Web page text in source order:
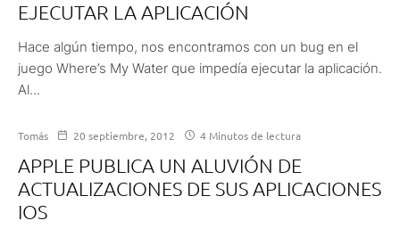
EJECUTAR LA APLICACIÓN
Hace algún tiempo, nos encontramos con un bug en el
juego Where’s My Water que impedía ejecutar la aplicación.
Al...
Tomás 20 septiembre, 2012 4 Minutos de lectura
APPLE PUBLICA UN ALUVIÓN DE
ACTUALIZACIONES DE SUS APLICACIONES
IOS